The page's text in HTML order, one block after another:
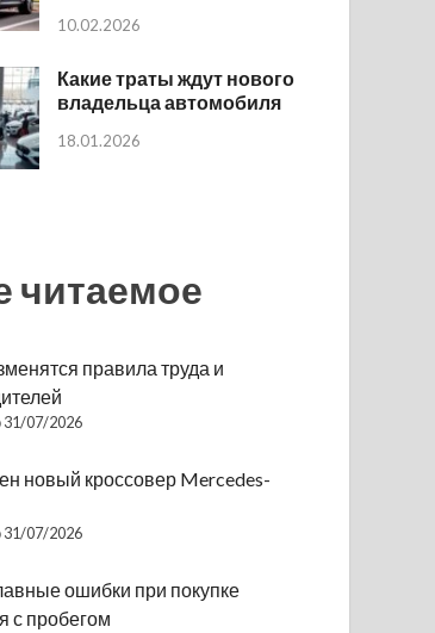
10.02.2026
Какие траты ждут нового
владельца автомобиля
18.01.2026
читаемое
правила труда и
31/07/2026
новый кроссовер Mercedes-
31/07/2026
ошибки при покупке
с пробегом